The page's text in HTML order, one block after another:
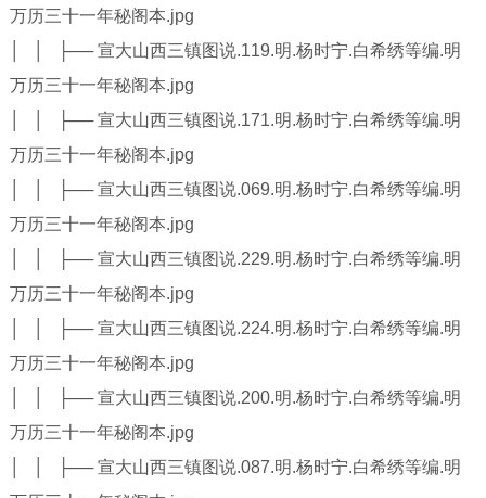
万历三十一年秘阁本.jpg
│ │ ├── 宣大山西三镇图说.119.明.杨时宁.白希绣等编.明
万历三十一年秘阁本.jpg
│ │ ├── 宣大山西三镇图说.171.明.杨时宁.白希绣等编.明
万历三十一年秘阁本.jpg
│ │ ├── 宣大山西三镇图说.069.明.杨时宁.白希绣等编.明
万历三十一年秘阁本.jpg
│ │ ├── 宣大山西三镇图说.229.明.杨时宁.白希绣等编.明
万历三十一年秘阁本.jpg
│ │ ├── 宣大山西三镇图说.224.明.杨时宁.白希绣等编.明
万历三十一年秘阁本.jpg
│ │ ├── 宣大山西三镇图说.200.明.杨时宁.白希绣等编.明
万历三十一年秘阁本.jpg
│ │ ├── 宣大山西三镇图说.087.明.杨时宁.白希绣等编.明